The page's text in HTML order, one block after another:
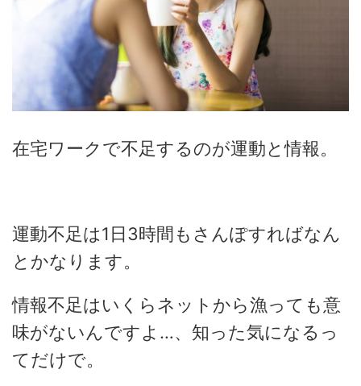
在宅ワークで不足するのが運動と情報。
運動不足は1日3時間もさんぽすればなん
とかなります。
情報不足はいくらネットから漁っても意
味がないんですよ…、知った気になるっ
てだけで。